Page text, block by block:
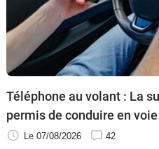
Téléphone au volant : La
permis de conduire en
Le 07/08/2026 42